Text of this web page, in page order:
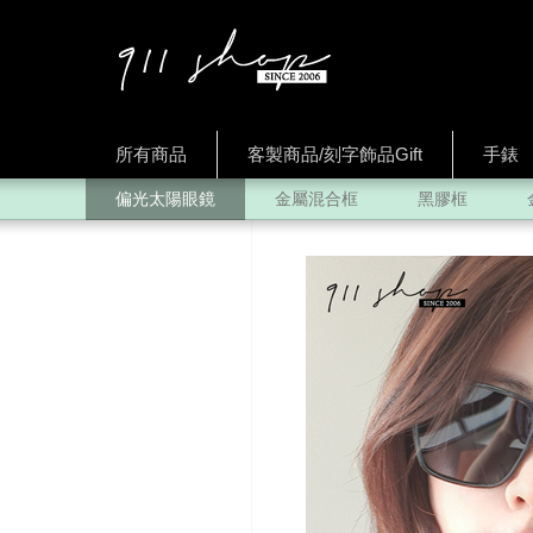
所有商品 客製商品/刻字飾品Gift 手錶
偏光太陽眼鏡 金屬混合框 黑膠框